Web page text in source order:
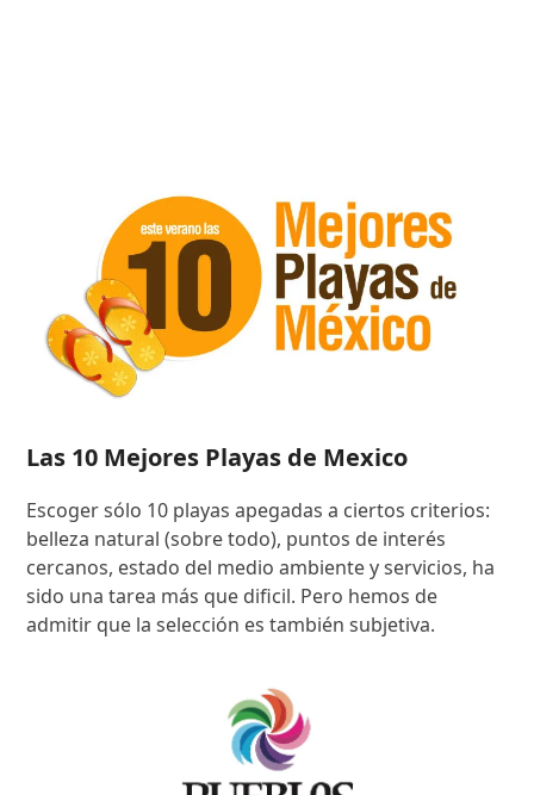
Las 10 Mejores Playas de Mexico
Escoger sólo 10 playas apegadas a ciertos criterios:
belleza natural (sobre todo), puntos de interés
cercanos, estado del medio ambiente y servicios, ha
sido una tarea más que dificil. Pero hemos de
admitir que la selección es también subjetiva.